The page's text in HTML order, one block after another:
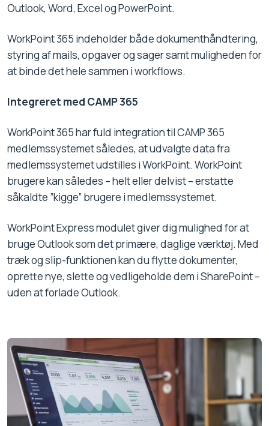
Outlook, Word, Excel og PowerPoint.
WorkPoint 365 indeholder både dokumenthåndtering,
styring af mails, opgaver og sager samt muligheden for
at binde det hele sammen i workflows.
Integreret med CAMP 365
WorkPoint 365 har fuld integration til CAMP 365
medlemssystemet således, at udvalgte data fra
medlemssystemet udstilles i WorkPoint. WorkPoint
brugere kan således – helt eller delvist – erstatte
såkaldte ”kigge” brugere i medlemssystemet.
WorkPoint Express modulet giver dig mulighed for at
bruge Outlook som det primære, daglige værktøj. Med
træk og slip-funktionen kan du flytte dokumenter,
oprette nye, slette og vedligeholde dem i SharePoint –
uden at forlade Outlook.